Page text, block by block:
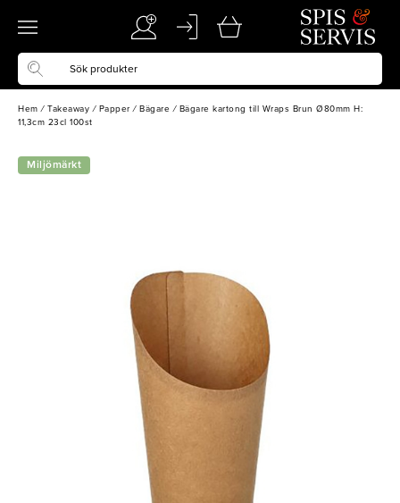
Hem / Takeaway / Papper / Bägare / Bägare kartong till Wraps Brun Ø80mm H:
11,3cm 23cl 100st
Miljömärkt